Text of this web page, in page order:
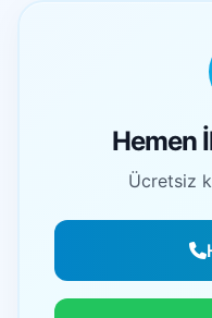
Hemen
Ücretsiz